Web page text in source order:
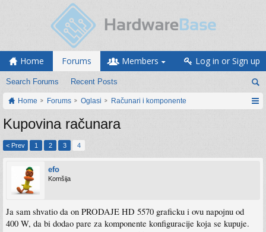
Home Forums
Search Forums Recent Posts
Members Log in or Sign up
Home Forums Oglasi Računari i komponente
Kupovina računara
< Prev 1 2 3 4
efo
Komšija
Ja sam shvatio da on PRODAJE HD 5570 graficku i ovu napojnu od
400 W, da bi dodao pare za komponente konfiguracije koja se kupuje.